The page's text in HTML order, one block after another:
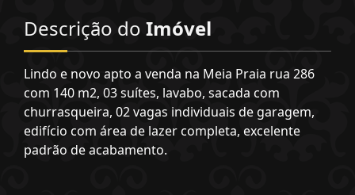
Descrição do Imóvel
Lindo e novo apto a venda na Meia Praia rua 286
com 140 m2, 03 suítes, lavabo, sacada com
churrasqueira, 02 vagas individuais de garagem,
edifício com área de lazer completa, excelente
padrão de acabamento.